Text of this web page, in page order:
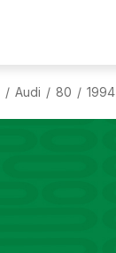
/ Audi / 80 / 1994